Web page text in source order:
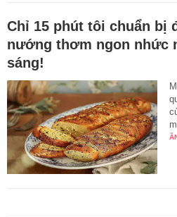
Chỉ 15 phút tôi chuẩn bị
nướng thơm ngon nhức
sáng!